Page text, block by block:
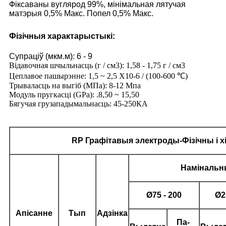
Фіксаваны вуглярод 99%, мінімальная лятучая
матэрыя 0,5% Макс. Попел 0,5% Макс.
Фізічныя характарыстыкі:
Супраціў (мкм.м): 6 - 9
Відавочная шчыльнасць (г / см3): 1,58 - 1,75 г / см3
Цеплавое пашырэнне: 1,5 ~ 2,5 X10-6 / (100-600 ℃)
Трываласць на выгіб (МПа): 8-12 Мпа
Модуль пругкасці (GPa): .8,50 ~ 15,50
Бягучая грузападымальнасць: 45-250КА
RP Графітавыя электроды-Фізічны і
Апісанне Тып Адзінка
Ø75 - 200 Ø
Па-